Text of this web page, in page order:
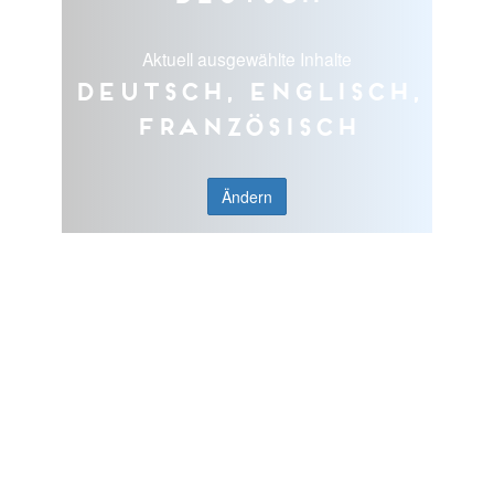
Aktuell ausgewählte Inhalte
Deutsch, Englisch,
Französisch
Ändern